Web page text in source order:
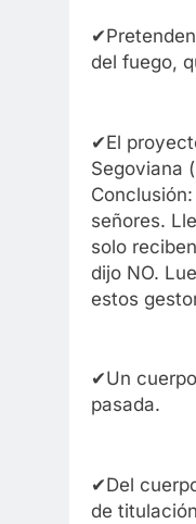
del fuego,
✔El
Segoviana
señores.
solo
dijo NO.
estos
✔Un
pasada.
✔Del
de